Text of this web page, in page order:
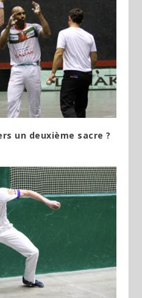
un deuxième sacre ?